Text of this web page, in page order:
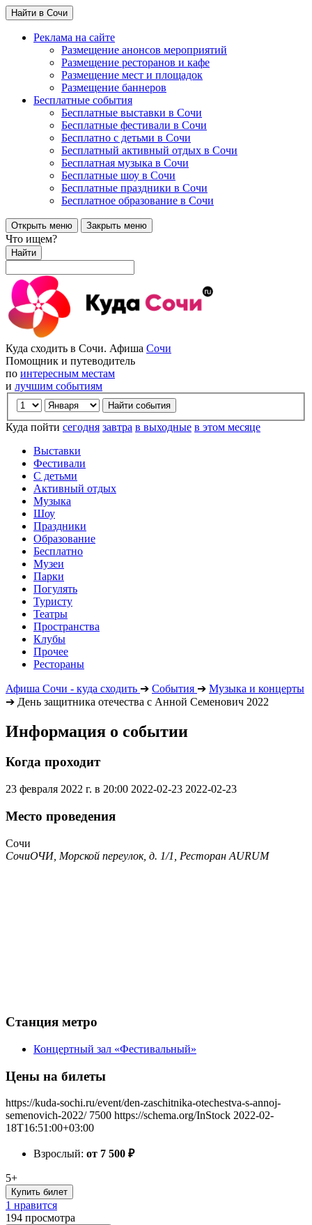
Найти в Сочи
Реклама на сайте
Размещение анонсов мероприятий
Размещение ресторанов и кафе
Размещение мест и площадок
Размещение баннеров
Бесплатные события
Бесплатные выставки в Сочи
Бесплатные фестивали в Сочи
Бесплатно с детьми в Сочи
Бесплатный активный отдых в Сочи
Бесплатная музыка в Сочи
Бесплатные шоу в Сочи
Бесплатные праздники в Сочи
Бесплатное образование в Сочи
Открыть меню Закрыть меню
Что ищем?
Найти
Куда сходить в Сочи. Афиша Сочи
Помощник и путеводитель
по интересным местам
и лучшим событиям
Куда пойти сегодня завтра в выходные в этом месяце
Выставки
Фестивали
С детьми
Активный отдых
Музыка
Шоу
Праздники
Образование
Бесплатно
Музеи
Парки
Погулять
Туристу
Театры
Пространства
Клубы
Прочее
Рестораны
Афиша Сочи - куда сходить ➔ События ➔ Музыка и концерты
➔ День защитника отечества с Анной Семенович 2022
Информация о событии
Когда проходит
23 февраля 2022 г. в 20:00 2022-02-23 2022-02-23
Место проведения
Сочи
СочиОЧИ, Морской переулок, д. 1/1, Ресторан AURUM
Станция метро
Концертный зал «Фестивальный»
Цены на билеты
https://kuda-sochi.ru/event/den-zaschitnika-otechestva-s-annoj-
semenovich-2022/ 7500 https://schema.org/InStock 2022-02-
18T16:51:00+03:00
Взрослый: от 7 500 ₽
5+
Купить билет
1 нравится
194 просмотра